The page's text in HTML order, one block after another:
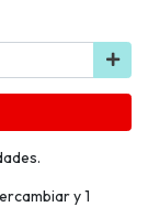
y 1